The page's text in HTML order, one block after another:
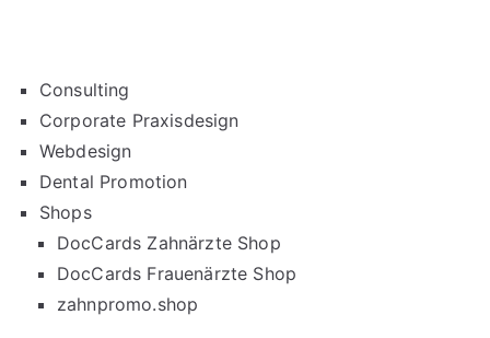
Consulting
Corporate Praxisdesign
Webdesign
Dental Promotion
Shops
DocCards Zahnärzte Shop
DocCards Frauenärzte Shop
zahnpromo.shop